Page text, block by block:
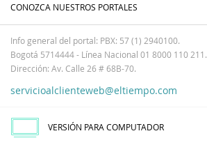
CONOZCA NUESTROS PORTALES
Info general del portal: PBX: 57 (1) 2940100.
Bogotá 5714444 - Línea Nacional 01 8000 110 211.
Dirección: Av. Calle 26 # 68B-70.
servicioalclienteweb@eltiempo.com
VERSIÓN PARA COMPUTADOR